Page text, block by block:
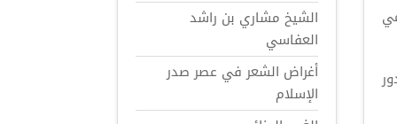
الشيخ مشاري بن راشد
العفاسي
أغراض الشعر في عصر صدر
الإسلام